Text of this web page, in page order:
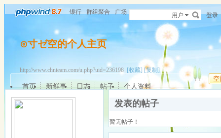
银行 群组聚合 广场 用户 登录
⊙寸ゼ空的个人主页
http://www.chnteam.com/u.php?uid=236198 [收藏] [复制]
空
首页 新鲜事 日志 帖子 个人资料
发表的帖子
暂无帖子！